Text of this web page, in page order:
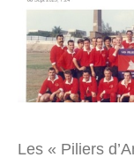
Les « Piliers